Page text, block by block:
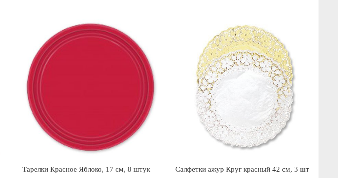
Тарелки Красное Яблоко, 17 см, 8 штук Салфетки ажур Круг красный 42 см, 3 шт